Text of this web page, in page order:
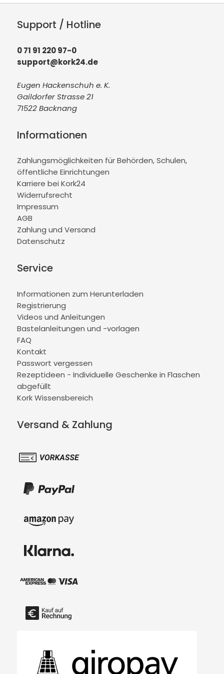
Support / Hotline
0 71 91 220 97-0
support@kork24.de
Eugen Hackenschuh e. K.
Gaildorfer Strasse 21
71522 Backnang
Informationen
Zahlungsmöglichkeiten für Behörden, Schulen,
öffentliche Einrichtungen
Karriere bei Kork24
Widerrufsrecht
Impressum
AGB
Zahlung und Versand
Datenschutz
Service
Informationen zum Herunterladen
Registrierung
Videos und Anleitungen
Bastelanleitungen und -vorlagen
FAQ
Kontakt
Passwort vergessen
Rezeptideen - Individuelle Geschenke in Flaschen
abgefüllt
Kork Wissensbereich
Versand & Zahlung